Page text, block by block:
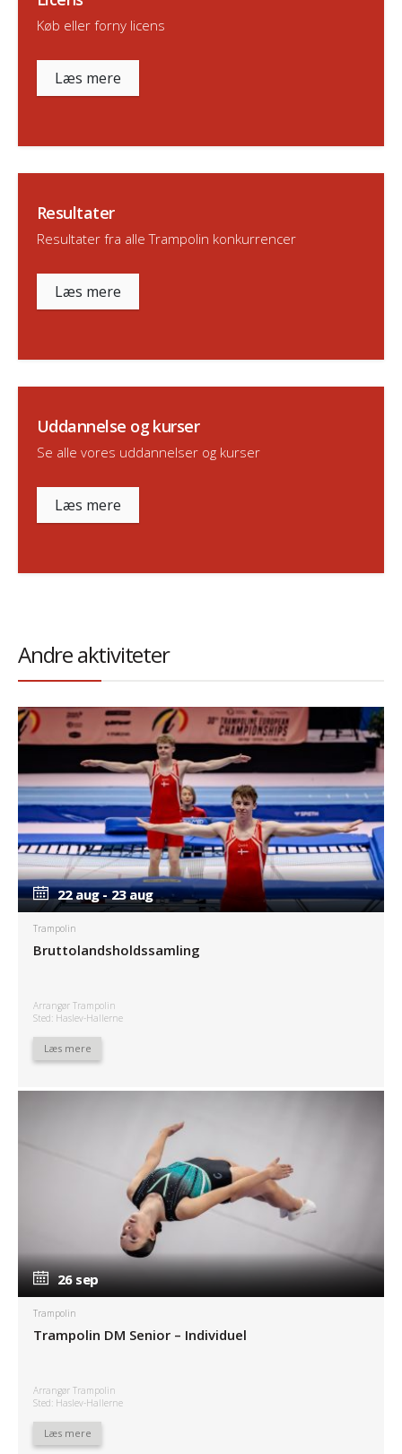
Køb eller forny licens
Læs mere
Resultater
Resultater fra alle Trampolin konkurrencer
Læs mere
Uddannelse og kurser
Se alle vores uddannelser og kurser
Læs mere
Andre aktiviteter
22 aug - 23 aug
22 aug - 23 aug
Trampolin
Bruttolandsholdssamling
Arrangør Trampolin
Sted: Haslev-Hallerne
Læs mere
26 sep
26 sep
Trampolin
Trampolin DM Senior – Individuel
Arrangør Trampolin
Sted: Haslev-Hallerne
Læs mere